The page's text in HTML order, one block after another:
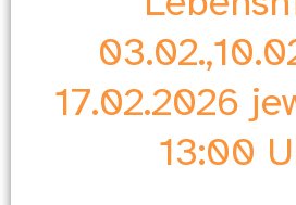
17.02.2026
13:00